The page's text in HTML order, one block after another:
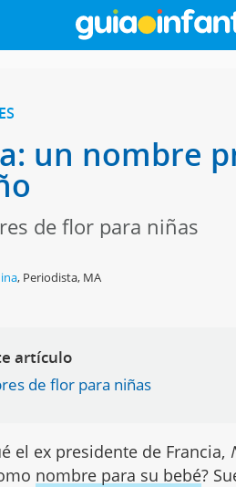
un nombre
de flor para niñas
, Periodista, MA
artículo
de flor para niñas
el ex presidente de Francia,
nombre para su bebé?